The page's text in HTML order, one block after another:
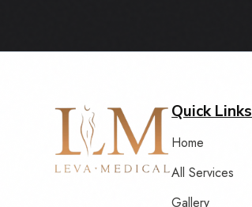
Quick Links
Home
All Services
Gallery